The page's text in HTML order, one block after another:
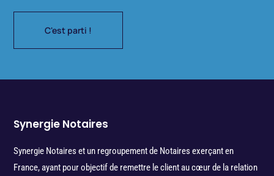
C'est parti !
Synergie Notaires
Synergie Notaires et un regroupement de Notaires exerçant en
France, ayant pour objectif de remettre le client au cœur de la relation